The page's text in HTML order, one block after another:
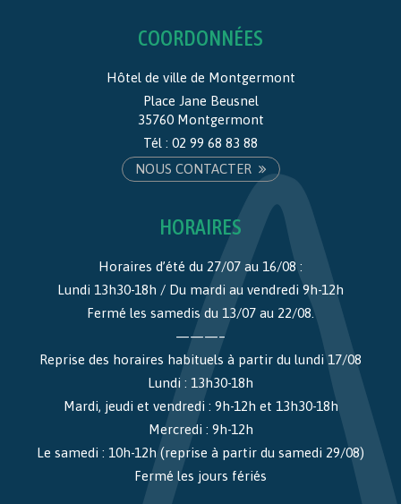
COORDONNÉES
Hôtel de ville de Montgermont
Place Jane Beusnel
35760 Montgermont
Tél : 02 99 68 83 88
NOUS CONTACTER
HORAIRES
Horaires d’été du 27/07 au 16/08 :
Lundi 13h30-18h / Du mardi au vendredi 9h-12h
Fermé les samedis du 13/07 au 22/08.
———–
Reprise des horaires habituels à partir du lundi 17/08
Lundi : 13h30-18h
Mardi, jeudi et vendredi : 9h-12h et 13h30-18h
Mercredi : 9h-12h
Le samedi : 10h-12h (reprise à partir du samedi 29/08)
Fermé les jours fériés